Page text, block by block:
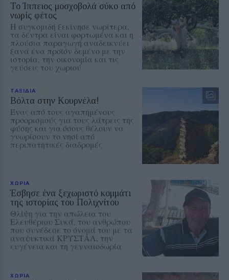
Το Ίππειος μοσχοβολά σύκο από
νωρίς φέτος
Η συγκομιδή ξεκίνησε νωρίτερα,
τα δέντρα είναι φορτωμένα και η
πλούσια παραγωγή αναδεικνύει
ξανά ένα προϊόν δεμένο με την
ιστορία, την οικονομία και τις
γεύσεις του χωριού
ΤΑΞΙΔΙΑ
Βόλτα στην Κουρνέλα!
Ένας από τους αγαπημένους
προορισμούς για τους λάτρεις της
φύσης και για όσους θέλουν να
γνωρίσουν το νησί από
περιπατητικές διαδρομές
ΧΩΡΙΑ
Έσβησε ένα ξεχωριστό κομμάτι
της ιστορίας του Πολιχνίτου
Θλίψη για την απώλεια του
Ελευθέριου Συκά, του ανθρώπου
που συνέδεσε το όνομά του με τα
αναψυκτικά ΚΡΥΣΤΑΛ, την
ευγένεια και τη γενναιοδωρία
ΧΩΡΙΑ